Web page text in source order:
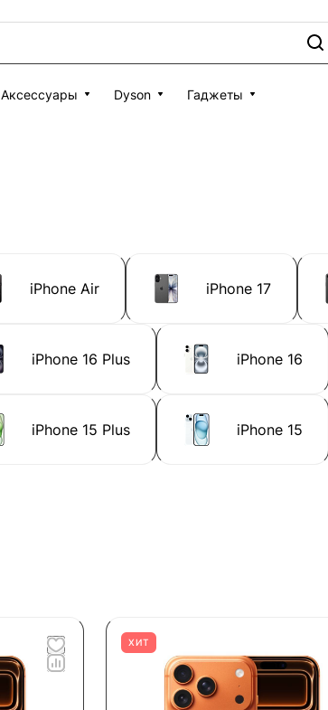
Аксессуары Dyson Гаджеты
iPhone Air iPhone 17
iPhone 16 Plus iPhone 16
iPhone 15 Plus iPhone 15
ХИТ